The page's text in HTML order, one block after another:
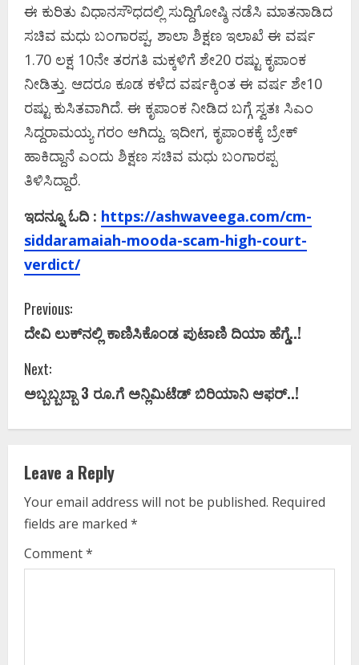
ಈ ಕುರಿತು ವಿಧಾನಸೌಧದಲ್ಲಿ ಸುದ್ದಿಗೋಷ್ಠಿ ನಡೆಸಿ ಮಾತನಾಡಿದ
ಸಚಿವ ಮಧು ಬಂಗಾರಪ್ಪ, ಶಾಲಾ ಶಿಕ್ಷಣ ಇಲಾಖೆ ಈ ವರ್ಷ
1.70 ಲಕ್ಷ 10ನೇ ತರಗತಿ ಮಕ್ಕಳಿಗೆ ಶೇ20 ರಷ್ಟು ಕೃಪಾಂಕ
ನೀಡಿತ್ತು. ಆದರೂ ಕೂಡ ಕಳೆದ ವರ್ಷಕ್ಕಿಂತ ಈ ವರ್ಷ ಶೇ10
ರಷ್ಟು ಕುಸಿತವಾಗಿದೆ. ಈ ಕೃಪಾಂಕ ನೀಡಿದ ಬಗ್ಗೆ ಸ್ವತಃ ಸಿಎಂ
ಸಿದ್ದರಾಮಯ್ಯ ಗರಂ ಆಗಿದ್ದು. ಇದೀಗ, ಕೃಪಾಂಕಕ್ಕೆ ಬ್ರೇಕ್​
ಹಾಕಿದ್ದಾನೆ ಎಂದು ಶಿಕ್ಷಣ ಸಚಿವ ಮಧು ಬಂಗಾರಪ್ಪ
ತಿಳಿಸಿದ್ದಾರೆ.
ಇದನ್ನೂ ಓದಿ : https://ashwaveega.com/cm-
siddaramaiah-mooda-scam-high-court-
verdict/
C
o
n
n
u
e
R
Previous:
ದೇವಿ ಲುಕ್‌ನಲ್ಲಿ ಕಾಣಿಸಿಕೊಂಡ ಪುಟಾಣಿ ದಿಯಾ ಹೆಗ್ಡೆ..!
Next:
ಅಬ್ಬಬ್ಬಬ್ಬಾ 3 ರೂ.ಗೆ ಅನ್ಲಿಮಿಟೆಡ್ ಬಿರಿಯಾನಿ ಆಫರ್..!
Leave a Reply
Your email address will not be published. Required
fields are marked *
Comment*